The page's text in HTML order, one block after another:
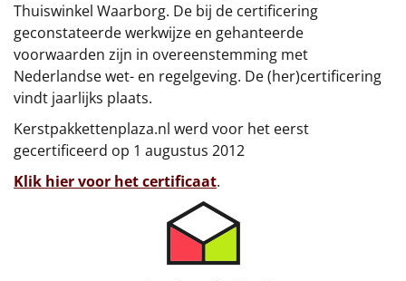
Alle kerstpakketten 2026
Thema
Origineel
Rituals
Thuiswinkel Waarborg. De bij de certificering
geconstateerde werkwijze en gehanteerde
voorwaarden zijn in overeenstemming met
Nederlandse wet- en regelgeving. De (her)certificering
vindt jaarlijks plaats.
Kerstpakkettenplaza.nl werd voor het eerst
gecertificeerd op 1 augustus 2012
Klik hier voor het certificaat.